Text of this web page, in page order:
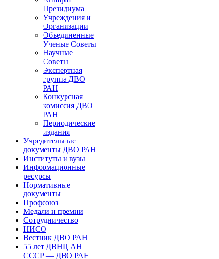
Президиума
Учреждения и
Организации
Объединенные
Ученые Советы
Научные
Советы
Экспертная
группа ДВО
РАН
Конкурсная
комиссия ДВО
РАН
Периодические
издания
Учредительные
документы ДВО РАН
Институты и вузы
Информационные
ресурсы
Нормативные
документы
Профсоюз
Медали и премии
Сотрудничество
НИСО
Вестник ДВО РАН
55 лет ДВНЦ АН
СССР — ДВО РАН